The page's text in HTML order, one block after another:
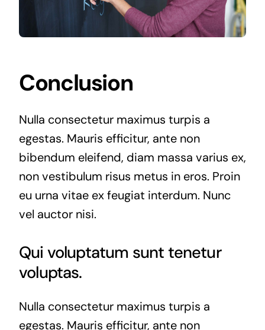
Conclusion
Nulla consectetur maximus turpis a
egestas. Mauris efficitur, ante non
bibendum eleifend, diam massa varius ex,
non vestibulum risus metus in eros. Proin
eu urna vitae ex feugiat interdum. Nunc
vel auctor nisi.
Qui voluptatum sunt tenetur
voluptas.
Nulla consectetur maximus turpis a
egestas. Mauris efficitur, ante non